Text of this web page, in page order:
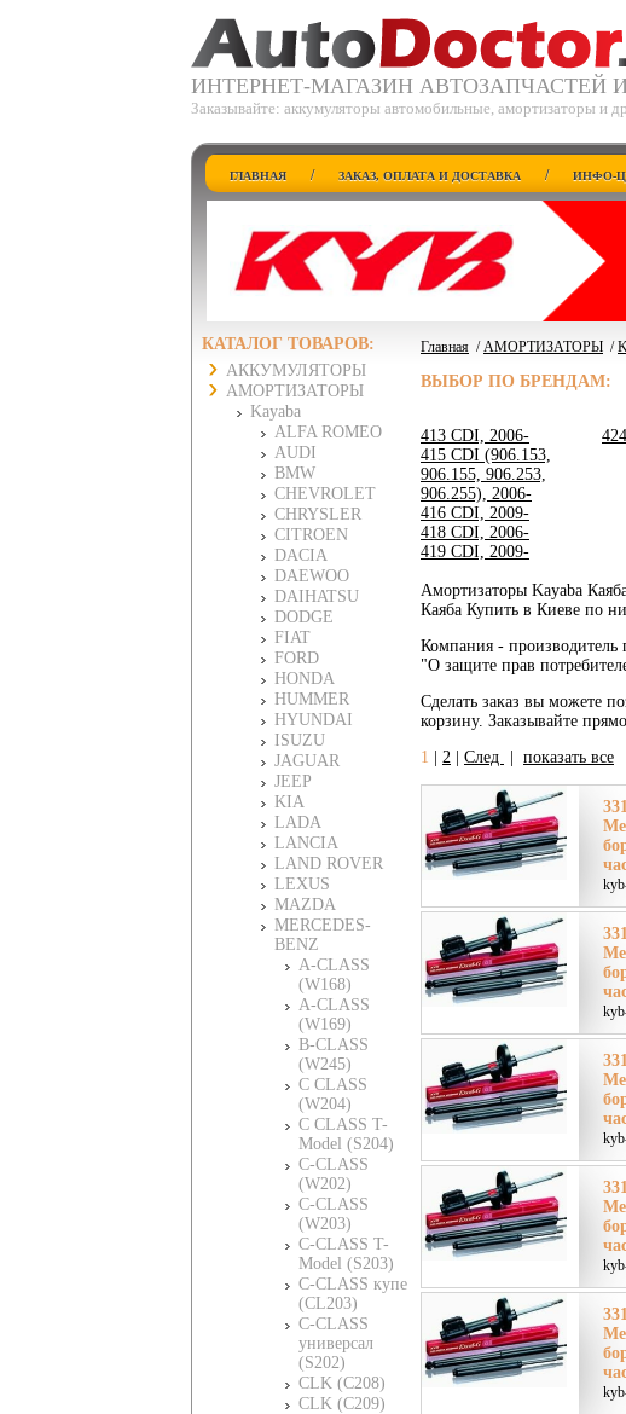
ИНТЕРНЕТ-МАГАЗИН АВТОЗАПЧАСТЕЙ
Заказывайте: аккумуляторы автомобильные, амортизаторы и
ГЛАВНАЯ / ЗАКАЗ, ОПЛАТА И ДОСТАВКА / ИНФО-
КАТАЛОГ ТОВАРОВ:
АККУМУЛЯТОРЫ
АМОРТИЗАТОРЫ
Kayaba
ALFA ROMEO
AUDI
BMW
CHEVROLET
CHRYSLER
CITROEN
DACIA
DAEWOO
DAIHATSU
DODGE
FIAT
FORD
HONDA
HUMMER
HYUNDAI
ISUZU
JAGUAR
JEEP
KIA
LADA
LANCIA
LAND ROVER
LEXUS
MAZDA
MERCEDES-
BENZ
A-CLASS
(W168)
A-CLASS
(W169)
B-CLASS
(W245)
C CLASS
(W204)
C CLASS T-
Model (S204)
C-CLASS
(W202)
C-CLASS
(W203)
C-CLASS T-
Model (S203)
C-CLASS купе
(CL203)
C-CLASS
универсал
(S202)
CLK (C208)
CLK (C209)
Главная /АМОРТИЗАТОРЫ /
ВЫБОР ПО БРЕНДАМ:
413 CDI, 2006-
415 CDI (906.153,
906.155, 906.253,
906.255), 2006-
416 CDI, 2009-
418 CDI, 2006-
419 CDI, 2009-
Амортизаторы Kayaba
Каяба Купить в Киеве по
Компания - производитель
"О защите прав
Сделать заказ вы можете
корзину. Заказывайте
1
2 След показать все